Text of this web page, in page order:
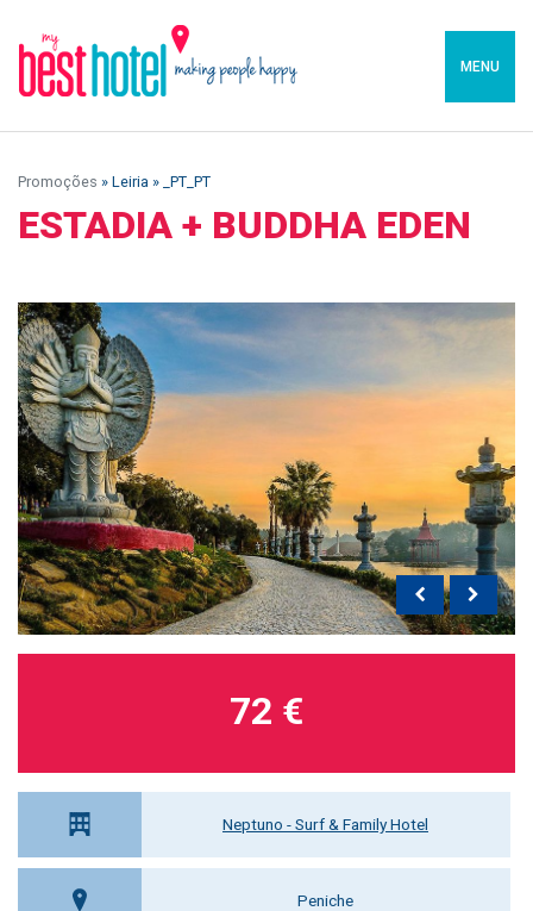
MENU
Promoções » Leiria » _PT_PT
ESTADIA + BUDDHA EDEN
Neptuno - Surf & Family Hotel
Peniche
72 €